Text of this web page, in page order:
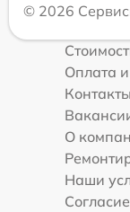
© 2026
Оплата
Контакты
О
Наши